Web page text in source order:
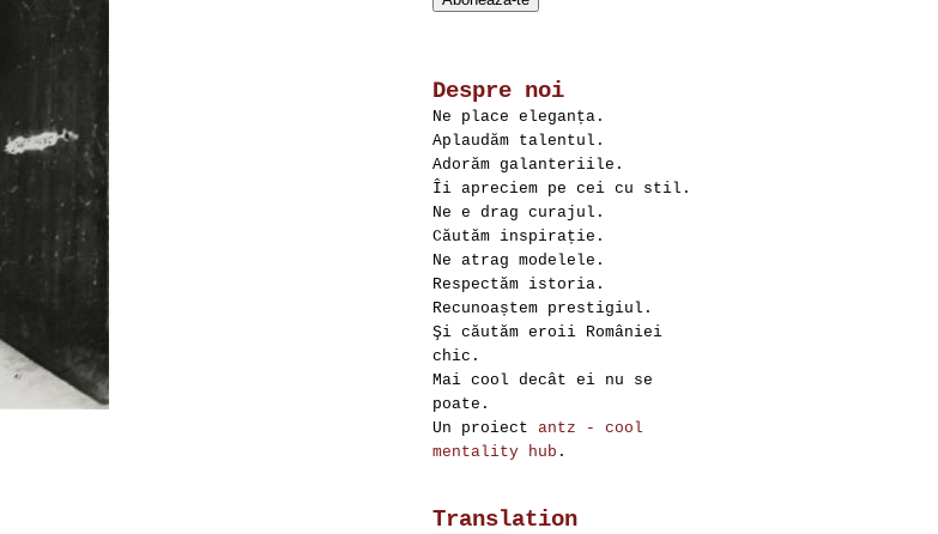
Despre noi
Ne place eleganța.
Aplaudăm talentul.
Adorăm galanteriile.
Îi apreciem pe cei cu stil.
Ne e drag curajul.
Căutăm inspirație.
Ne atrag modelele.
Respectăm istoria.
Recunoaștem prestigiul.
Şi căutăm eroii României
chic.
Mai cool decât ei nu se
poate.
Un proiect antz - cool
mentality hub .
Translation